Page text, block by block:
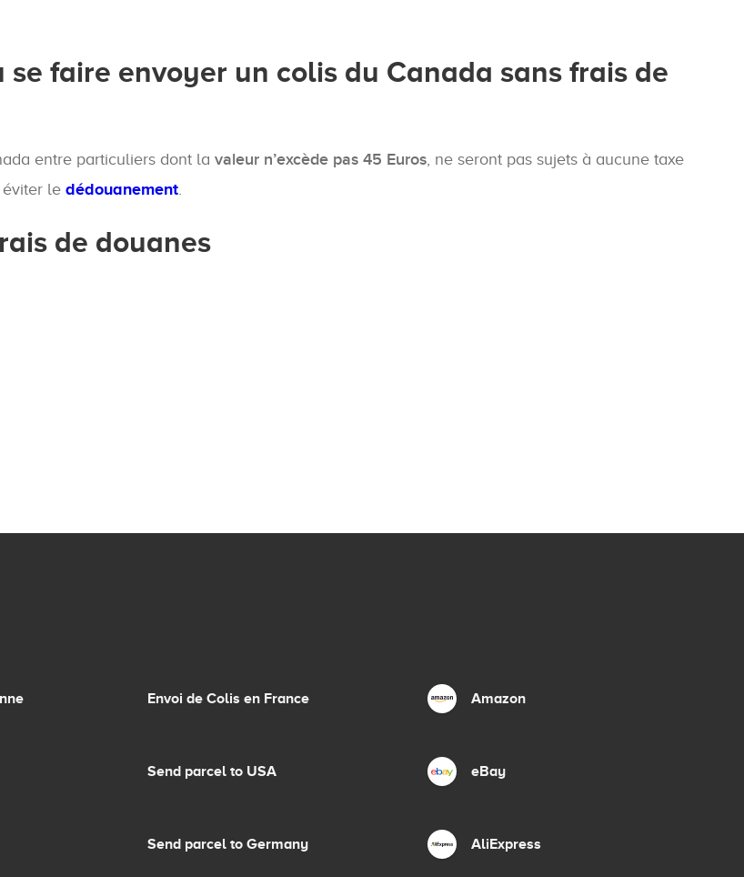
faire envoyer un colis du Canada sans frais de
entre particuliers dont la valeur n’excède pas 45 Euros, ne seront pas sujets à aucune taxe
le dédouanement.
de douanes
Envoi de Colis en France
Send parcel to USA
Send parcel to Germany
Amazon
eBay
AliExpress